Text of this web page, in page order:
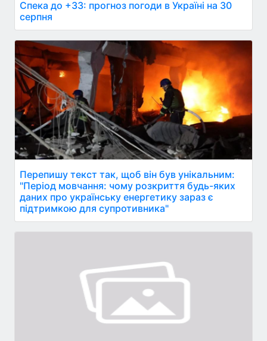
Спека до +33: прогноз погоди в Україні на 30
серпня
Перепишу текст так, щоб він був унікальним:
"Період мовчання: чому розкриття будь-яких
даних про українську енергетику зараз є
підтримкою для супротивника"